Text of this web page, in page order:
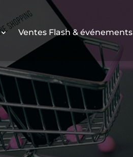
Ventes Flash & événements